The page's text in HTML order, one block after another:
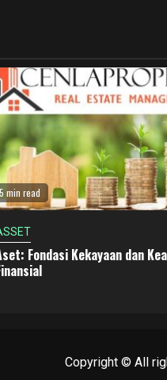
5 min read
Fondasi Kekayaan dan
Copyright © All